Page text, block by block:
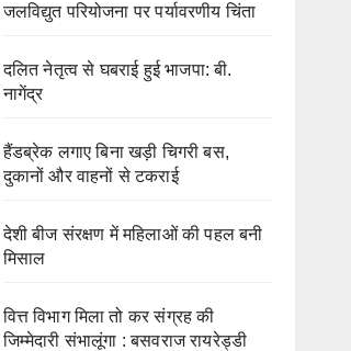
जलविद्युत परियोजना पर पर्यावरणीय चिंता
दलित नेतृत्व से घबराई हुई भाजपा: बी.
नागेंद्र
हैंडब्रेक लगाए बिना खड़ी चिगरी बस,
दुकानों और वाहनों से टकराई
देशी बीज संरक्षण में महिलाओं की पहल बनी
मिसाल
वित्त विभाग मिला तो कर संग्रह की
जिम्मेदारी संभालूंगा : बसवराज रायरेड्डी